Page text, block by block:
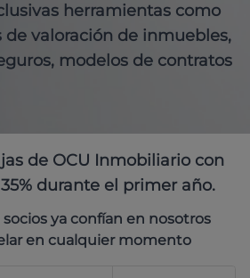
herramientas como
de valoración de inmuebles,
modelos de contratos
de OCU Inmobiliario con
durante el primer año.
socios ya confían en nosotros
en cualquier momento